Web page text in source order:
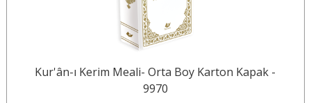
Kur'ân-ı Kerim Meali- Orta Boy Karton Kapak -
9970